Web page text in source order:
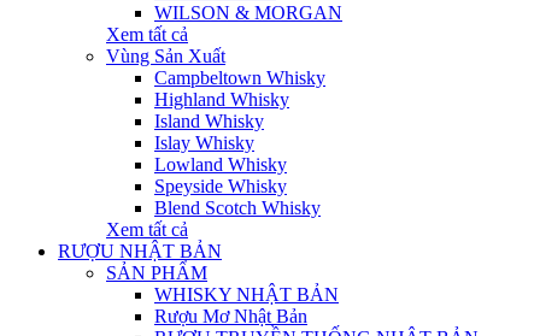
WILSON & MORGAN
Xem tất cả
Vùng Sản Xuất
Campbeltown Whisky
Highland Whisky
Island Whisky
Islay Whisky
Lowland Whisky
Speyside Whisky
Blend Scotch Whisky
Xem tất cả
RƯỢU NHẬT BẢN
SẢN PHẨM
WHISKY NHẬT BẢN
Rượu Mơ Nhật Bản